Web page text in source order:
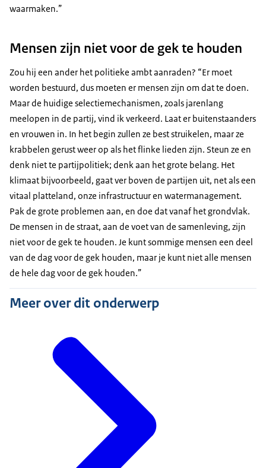
waarmaken.”
Mensen zijn niet voor de gek te houden
Zou hij een ander het politieke ambt aanraden? “Er moet
worden bestuurd, dus moeten er mensen zijn om dat te doen.
Maar de huidige selectiemechanismen, zoals jarenlang
meelopen in de partij, vind ik verkeerd. Laat er buitenstaanders
en vrouwen in. In het begin zullen ze best struikelen, maar ze
krabbelen gerust weer op als het flinke lieden zijn. Steun ze en
denk niet te partijpolitiek; denk aan het grote belang. Het
klimaat bijvoorbeeld, gaat ver boven de partijen uit, net als een
vitaal platteland, onze infrastructuur en watermanagement.
Pak de grote problemen aan, en doe dat vanaf het grondvlak.
De mensen in de straat, aan de voet van de samenleving, zijn
niet voor de gek te houden. Je kunt sommige mensen een deel
van de dag voor de gek houden, maar je kunt niet alle mensen
de hele dag voor de gek houden.”
Meer over dit onderwerp